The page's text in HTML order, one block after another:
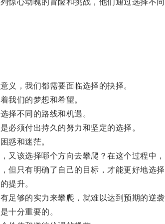
心动魄的冒险和挑战，他们通过选择不同
，我们都需要面临选择的抉择。
们的梦想和希望。
不同的路线和机遇。
须付出持久的努力和坚定的选择。
惑和迷茫。
该选择哪个方向去攀爬？在这个过程中，
只有明确了自己的目标，才能更好地选择
提升。
够的实力来攀爬，就难以达到预期的逆袭
十分重要的。